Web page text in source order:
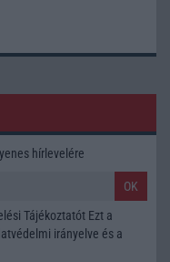
hírlevelére
OK
Tájékoztatót Ezt a
irányelve és a